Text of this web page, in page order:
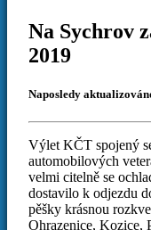
Na Sychrov
2019
Naposledy
Výlet KČT spojený
automobilových
velmi citelně se
dostavilo k odjezdu
pěšky krásnou
Ohrazenice, Kozice,